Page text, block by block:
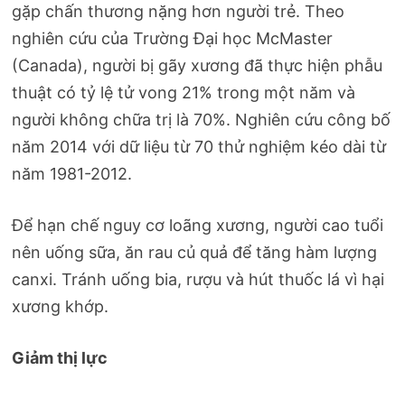
gặp chấn thương nặng hơn người trẻ. Theo
nghiên cứu của Trường Đại học McMaster
(Canada), người bị gãy xương đã thực hiện phẫu
thuật có tỷ lệ tử vong 21% trong một năm và
người không chữa trị là 70%. Nghiên cứu công bố
năm 2014 với dữ liệu từ 70 thử nghiệm kéo dài từ
năm 1981-2012.
Để hạn chế nguy cơ loãng xương, người cao tuổi
nên uống sữa, ăn rau củ quả để tăng hàm lượng
canxi. Tránh uống bia, rượu và hút thuốc lá vì hại
xương khớp.
Giảm thị lực